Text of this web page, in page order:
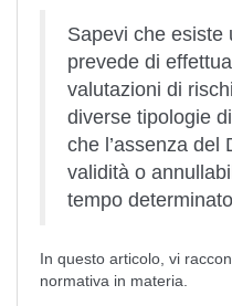
Sapevi che esiste
prevede di
valutazioni di
diverse tipologie
che l’assenza del
validità o
tempo
In questo articolo, vi
normativa in materia.